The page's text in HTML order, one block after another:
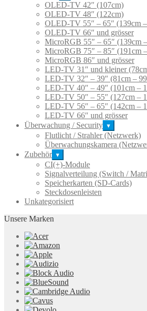
OLED-TV 42″ (107cm)
OLED-TV 48″ (122cm)
OLED-TV 55″ – 65″ (139cm
OLED-TV 66″ und grösser
MicroRGB 55″ – 65″ (139cm
MicroRGB 75″ – 85″ (191cm
MicroRGB 86″ und grösser
LED-TV 31″ und kleiner
LED-TV 32″ – 39″ (81cm –
LED-TV 40″ – 49″ (101cm –
LED-TV 50″ – 55″ (127cm –
LED-TV 56″ – 65″ (142cm –
LED-TV 66″ und grösser
Überwachung / Security ▾
Flutlicht / Strahler (Netzwerk)
Überwachungskamera
Zubehör ▾
CI(+)-Module
Signalverteilung (Switch /
Speicherkarten (SD-Cards)
Steckdosenleisten
Unkategorisiert
Unsere Marken